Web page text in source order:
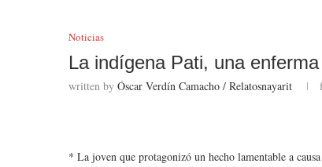
Noticias
La indígena Pati, una
written by Óscar Verdín Camacho / Relatosnayarit
* La joven que protagonizó un hecho lamentable a